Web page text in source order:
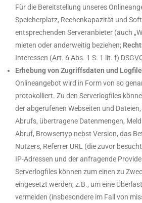
Für die Bereitstellung unseres
Speicherplatz, Rechenkapazität und
entsprechenden Serveranbieter (auch
mieten oder anderweitig beziehen;
Interessen (Art. 6 Abs. 1 S. 1 lit. f)
Erhebung von Zugriffsdaten und
Onlineangebot wird in Form von so
protokolliert. Zu den Serverlogfiles
der abgerufenen Webseiten und
Abrufs, übertragene Datenmengen,
Abruf, Browsertyp nebst Version, das
Nutzers, Referrer URL (die zuvor
IP-Adressen und der anfragende
Serverlogfiles können zum einen zu
eingesetzt werden, z.B., um eine
vermeiden (insbesondere im Fall von